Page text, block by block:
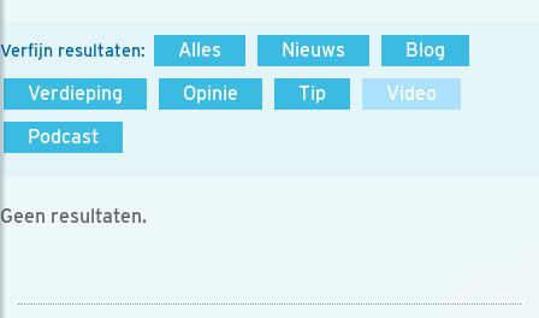
Verfijn resultaten: Alles Nieuws
Blog
Verdieping
Opinie Tip
Video
Podcast
Geen resultaten.